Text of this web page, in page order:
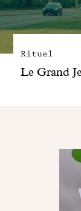
Rituel
Le Grand